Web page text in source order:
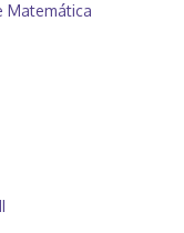
Matemática